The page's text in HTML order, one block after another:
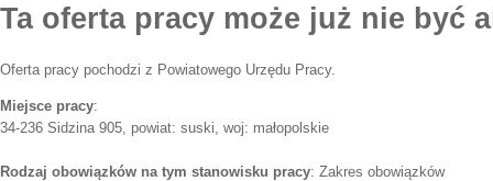
Ta oferta pracy może już nie być
Oferta pracy pochodzi z Powiatowego Urzędu Pracy.
Miejsce pracy:
34-236 Sidzina 905, powiat: suski, woj: małopolskie
Rodzaj obowiązków na tym stanowisku pracy: Zakres obowiązków